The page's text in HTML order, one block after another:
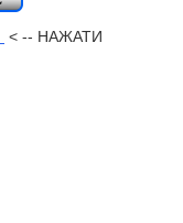
< -- НАЖАТИ